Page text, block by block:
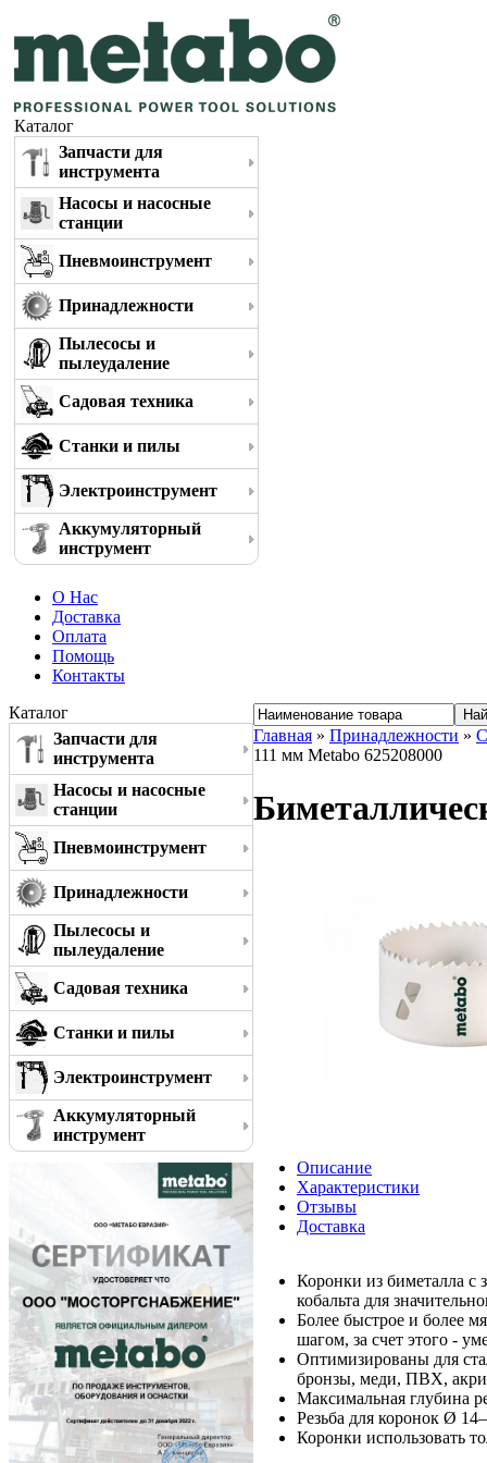
Каталог
Запчасти для
инструмента
Насосы и насосные
станции
Пневмоинструмент
Принадлежности
Пылесосы и
пылеудаление
Садовая техника
Станки и пилы
Электроинструмент
Аккумуляторный
инструмент
О Нас
Доставка
Оплата
Помощь
Контакты
Каталог
Запчасти для
инструмента
Насосы и насосные
станции
Пневмоинструмент
Принадлежности
Пылесосы и
пылеудаление
Садовая техника
Станки и пилы
Электроинструмент
Аккумуляторный
инструмент
Главная » Принадлежности »
111 мм Metabo 625208000
Описание
Характеристики
Отзывы
Доставка
Коронки из биметалла с
кобальта для
Более быстрое и более
шагом, за счет этого -
Оптимизированы для
бронзы, меди, ПВХ,
Максимальная глубина
Резьба для коронок Ø
Коронки использовать